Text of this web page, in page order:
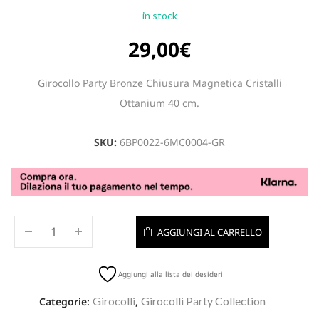
in stock
29,00€
Girocollo Party Bronze Chiusura Magnetica Cristalli
Ottanium 40 cm.
SKU: 6BP0022-6MC0004-GR
AGGIUNGI AL CARRELLO
Aggiungi alla lista dei desideri
Categorie: Girocolli, Girocolli Party Collection